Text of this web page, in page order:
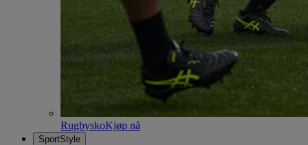
RugbyskoKjøp nå
SportStyle